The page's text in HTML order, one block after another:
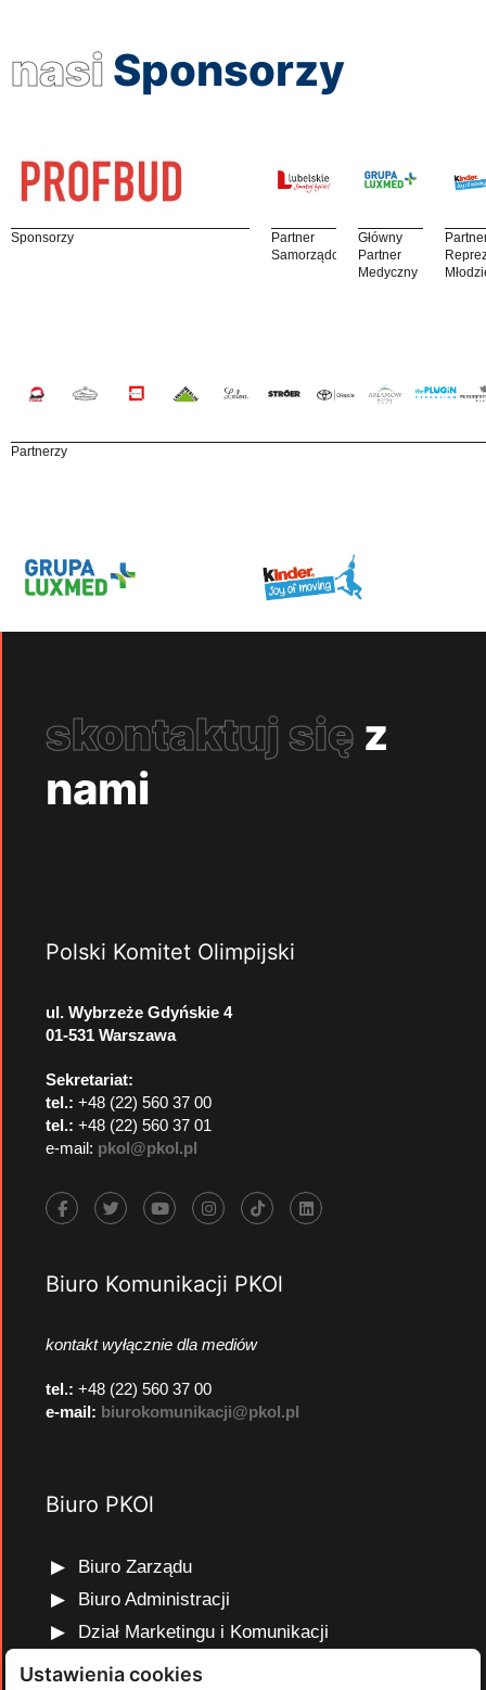
nasi Sponsorzy
Sponsorzy
Partner
Samorządowy
Główny
Partner
Medyczny
Partnerzy
skontaktuj się z
nami
Polski Komitet Olimpijski
ul. Wybrzeże Gdyńskie 4
01-531 Warszawa
Sekretariat:
tel.: +48 (22) 560 37 00
tel.: +48 (22) 560 37 01
e-mail: pkol@pkol.pl
Biuro Komunikacji PKOl
kontakt wyłącznie dla mediów
tel.: +48 (22) 560 37 00
e-mail: biurokomunikacji@pkol.pl
Biuro PKOl
Biuro Zarządu
Biuro Administracji
Dział Marketingu i Komunikacji
Dział Edukacji Olimpijskiej
Ustawienia cookies